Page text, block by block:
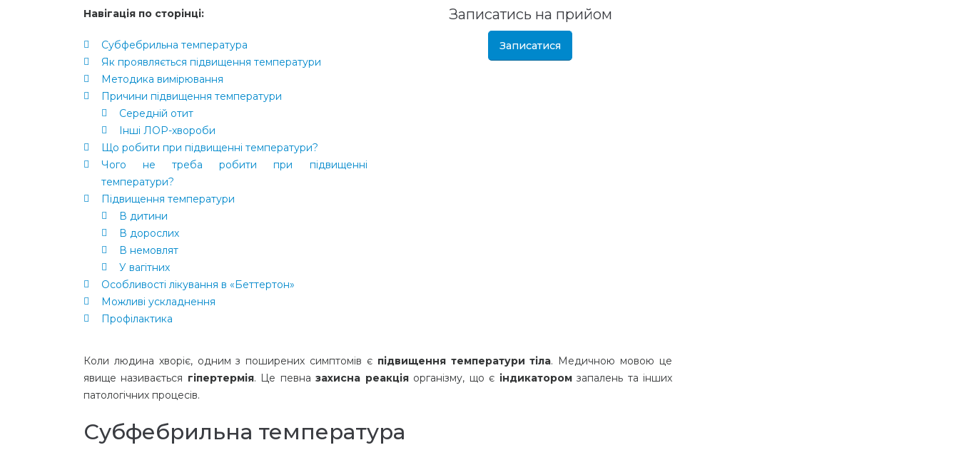
Навігація по сторінці:
Субфебрильна температура
Як проявляється підвищення температури
Методика вимірювання
Причини підвищення температури
Середній отит
Інші ЛОР-хвороби
Що робити при підвищенні температури?
Чого не треба робити при підвищенні
температури?
Підвищення температури
В дитини
В дорослих
В немовлят
У вагітних
Особливості лікування в «Беттертон»
Можливі ускладнення
Профілактика
Записатись на прийом
Записатися
Коли людина хворіє, одним з поширених симптомів є підвищення температури тіла. Медичною мовою це
явище називається гіпертермія. Це певназахисна реакціяорганізму, що є індикаторомзапалень та інших
патологічних процесів.
Субфебрильна температура